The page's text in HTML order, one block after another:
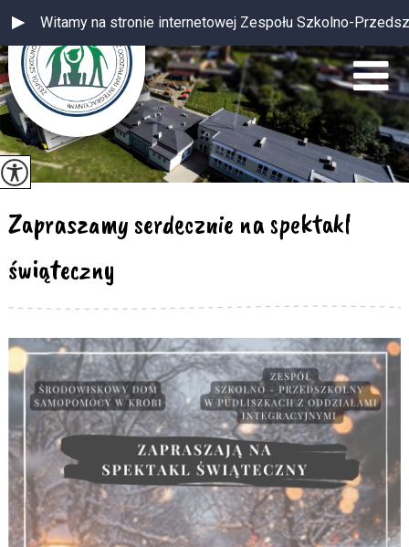
Witamy na stronie internetowej Zespołu Szkolno-
Zapraszamy serdecznie na spektakl
świąteczny